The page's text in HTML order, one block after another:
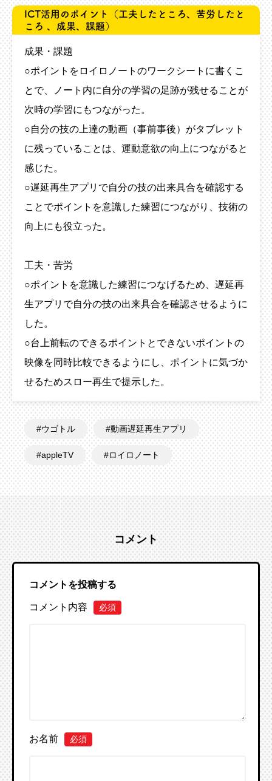
ICT活用のポイント
（工夫したところ、苦労したと
ころ 、成果、課題）
成果・課題
○ポイントをロイロノートのワークシートに書くこ
とで、ノート内に自分の学習の足跡が残せることが
次時の学習にもつながった。
○自分の技の上達の動画（事前事後）がタブレット
に残っていることは、運動意欲の向上につながると
感じた。
○遅延再生アプリで自分の技の出来具合を確認する
ことでポイントを意識した練習につながり、技術の
向上にも役立った。
工夫・苦労
○ポイントを意識した練習につなげるため、遅延再
生アプリで自分の技の出来具合を確認させるように
した。
○台上前転のできるポイントとできないポイントの
映像を同時比較できるようにし、ポイントに気づか
せるためスロー再生で提示した。
ウゴトル 動画遅延再生アプリ
appleTV ロイロノート
コメント
コメントを投稿する
コメント内容 必須
お名前 必須